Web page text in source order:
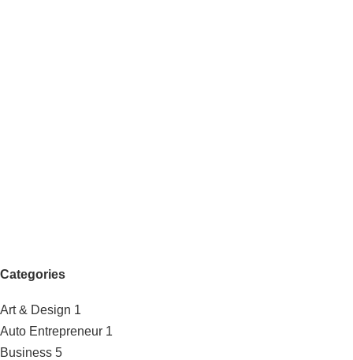
Categories
Art & Design 1
Auto Entrepreneur 1
Business 5